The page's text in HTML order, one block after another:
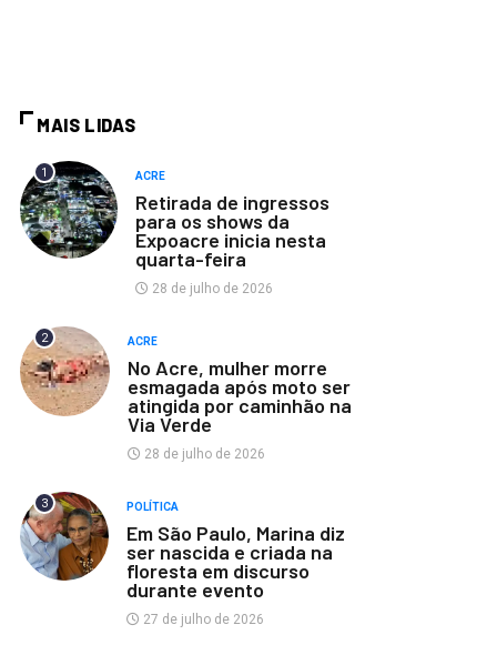
MAIS LIDAS
1 ACRE
Retirada de ingressos
para os shows da
Expoacre inicia nesta
quarta-feira
28 de julho de 2026
2 ACRE
No Acre, mulher morre
esmagada após moto ser
atingida por caminhão na
Via Verde
28 de julho de 2026
3 POLÍTICA
Em São Paulo, Marina diz
ser nascida e criada na
floresta em discurso
durante evento
27 de julho de 2026